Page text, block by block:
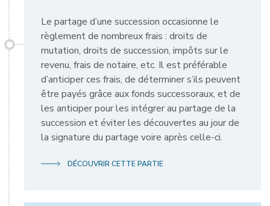
Le partage d’une succession occasionne le
règlement de nombreux frais : droits de
mutation, droits de succession, impôts sur le
revenu, frais de notaire, etc. Il est préférable
d’anticiper ces frais, de déterminer s’ils peuvent
être payés grâce aux fonds successoraux, et de
les anticiper pour les intégrer au partage de la
succession et éviter les découvertes au jour de
la signature du partage voire après celle-ci.
DÉCOUVRIR CETTE PARTIE